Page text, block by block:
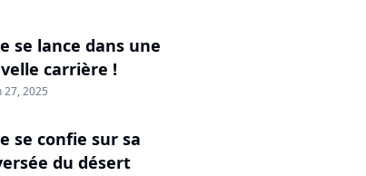
se lance dans une
carrière !
27, 2025
se confie sur sa
du désert